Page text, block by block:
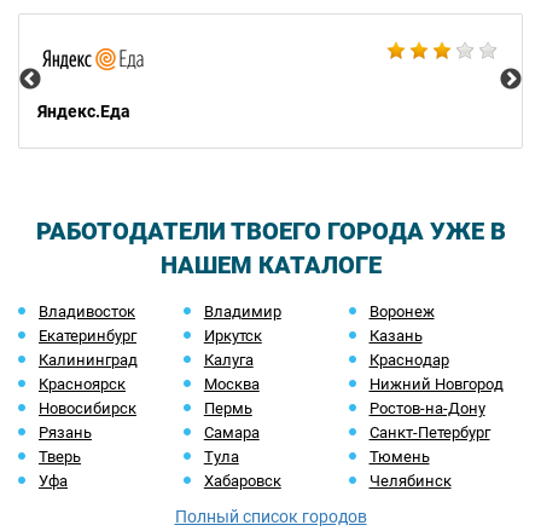
Яндекс.Еда
РАБОТОДАТЕЛИ ТВОЕГО ГОРОДА УЖЕ В
НАШЕМ КАТАЛОГЕ
Владивосток Владимир
Воронеж
Екатеринбург
Иркутск
Казань
Калининград
Калуга
Краснодар
Красноярск
Москва
Нижний Новгород
Новосибирск
Пермь
Ростов-на-Дону
Рязань
Самара
Санкт-Петербург
Тверь
Тула
Тюмень
Уфа
Хабаровск Челябинск
Полный список городов